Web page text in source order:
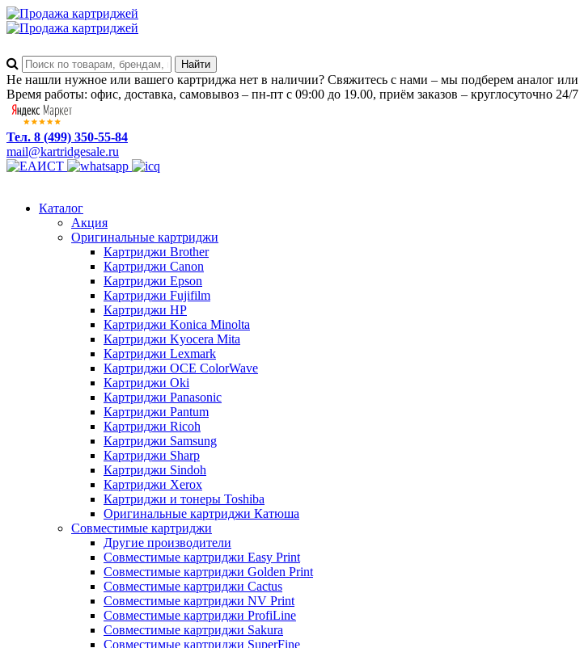
Не нашли нужное или вашего картриджа нет в наличии? Свяжитесь с нами – мы подберем аналог или
Время работы: офис, доставка, самовывоз – пн-пт с 09:00 до 19.00, приём заказов – круглосуточно 24/7
Тел. 8 (499) 350-55-84
mail@kartridgesale.ru
Каталог
Акция
Оригинальные картриджи
Картриджи Brother
Картриджи Canon
Картриджи Epson
Картриджи Fujifilm
Картриджи HP
Картриджи Konica Minolta
Картриджи Kyocera Mita
Картриджи Lexmark
Картриджи OCE ColorWave
Картриджи Oki
Картриджи Panasonic
Картриджи Pantum
Картриджи Ricoh
Картриджи Samsung
Картриджи Sharp
Картриджи Sindoh
Картриджи Xerox
Картриджи и тонеры Toshiba
Оригинальные картриджи Катюша
Совместимые картриджи
Другие производители
Совместимые картриджи Easy Print
Совместимые картриджи Golden Print
Совместимые картриджи Cactus
Совместимые картриджи NV Print
Совместимые картриджи ProfiLine
Совместимые картриджи Sakura
Совместимые картриджи SuperFine